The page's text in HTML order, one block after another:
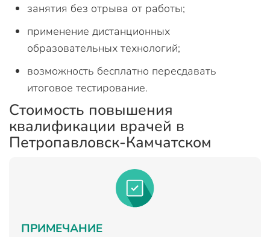
занятия без отрыва от работы;
применение дистанционных
образовательных технологий;
возможность бесплатно пересдавать
итоговое тестирование.
Стоимость повышения
квалификации врачей в
Петропавловск-Камчатском
ПРИМЕЧАНИЕ